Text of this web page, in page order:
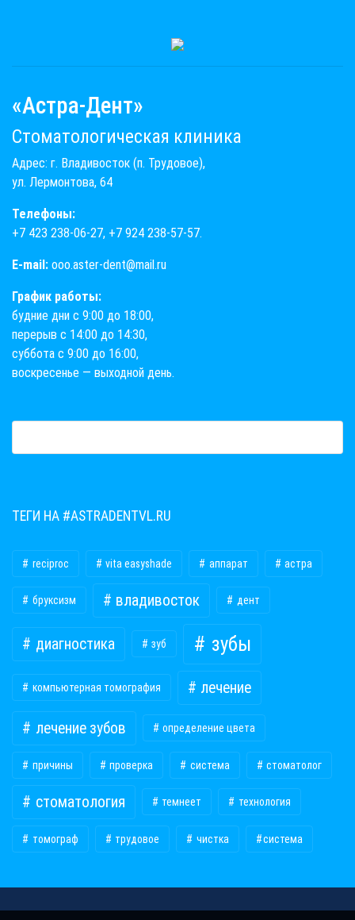
«Астра-Дент»
Стоматологическая клиника
Адрес: г. Владивосток (п. Трудовое),
ул. Лермонтова, 64
Телефоны:
+7 423 238-06-27, +7 924 238-57-57.
E-mail: ooo.aster-dent@mail.ru
График работы:
будние дни с 9:00 до 18:00,
перерыв с 14:00 до 14:30,
суббота с 9:00 до 16:00,
воскресенье — выходной день.
ТЕГИ НА #ASTRADENTVL.RU
reciproc vita easyshade аппарат астра
бруксизм владивосток дент
диагностика зуб зубы
компьютерная томография лечение
лечение зубов определение цвета
причины проверка система стоматолог
стоматология темнеет технология
томограф трудовое чистка ​система